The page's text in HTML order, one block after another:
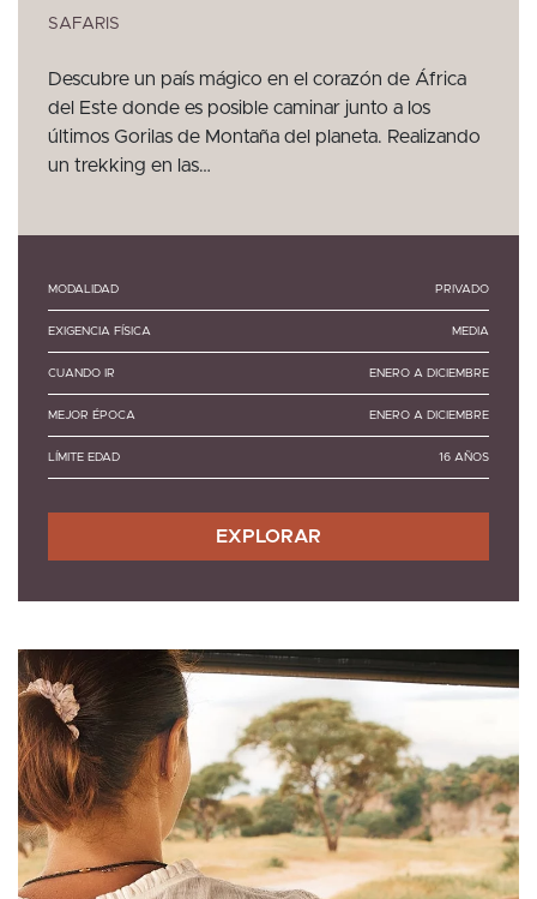
SAFARIS
Descubre un país mágico en el corazón de África
del Este donde es posible caminar junto a los
últimos Gorilas de Montaña del planeta. Realizando
un trekking en las…
MODALIDAD PRIVADO
EXIGENCIA FÍSICA MEDIA
CUANDO IR ENERO A DICIEMBRE
MEJOR ÉPOCA ENERO A DICIEMBRE
LÍMITE EDAD 16 AÑOS
EXPLORAR